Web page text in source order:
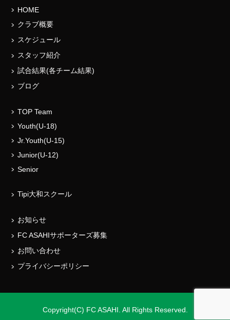
HOME
クラブ概要
スケジュール
スタッフ紹介
試合結果(各チーム結果)
ブログ
TOP Team
Youth(U-18)
Jr.Youth(U-15)
Junior(U-12)
Senior
Tipi大和スクール
お知らせ
FC ASAHIサポーターズ募集
お問い合わせ
プライバシーポリシー
Copyright(C) FC ASAHI. All Rights Reserved.